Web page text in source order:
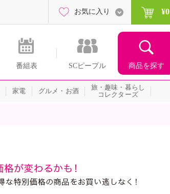
番組表 SCピープル 商品を探す
お気に入り ¥0
家電 グルメ・お酒
旅・趣味・暮らし
コレクターズ